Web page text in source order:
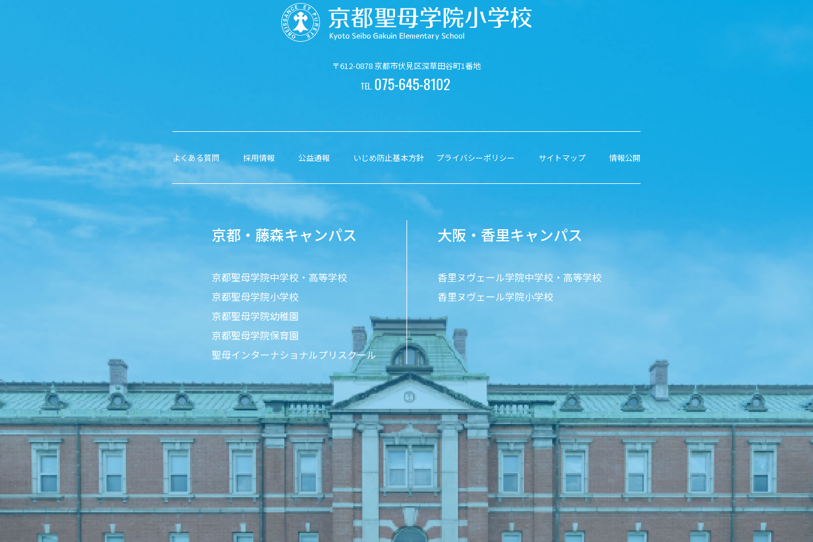
〒612-0878 京都市伏見区深草田谷町1番地
TEL. 075-645-8102
よくある質問 採用情報 公益通報 いじめ防止基本方針 プライバシーポリシー サイトマップ 情報公開
京都・藤森キャンパス
京都聖母学院中学校・高等学校
京都聖母学院小学校
京都聖母学院幼稚園
京都聖母学院保育園
聖母インターナショナルプリスクール
大阪・香里キャンパス
香里ヌヴェール学院中学校・高等学校
香里ヌヴェール学院小学校